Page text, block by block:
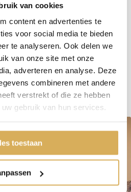
van cookies
content en advertenties te
voor social media te bieden
te analyseren. Ook delen we
van onze site met onze
adverteren en analyse. Deze
combineren met andere
verstrekt of die ze hebben
gebruik van hun services.
toestaan